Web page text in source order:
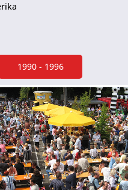
1990 - 1996